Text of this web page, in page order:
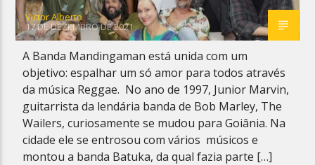
Victor Alberto
17 DE DEZEMBRO DE 2021
A Banda Mandingaman está unida com um
objetivo: espalhar um só amor para todos através
da música Reggae. No ano de 1997, Junior Marvin,
guitarrista da lendária banda de Bob Marley, The
Wailers, curiosamente se mudou para Goiânia. Na
cidade ele se entrosou com vários músicos e
montou a banda Batuka, da qual fazia parte […]